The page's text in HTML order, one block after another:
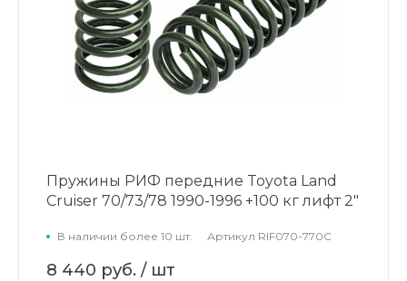
Пружины РИФ передние Toyota Land
Cruiser 70/73/78 1990-1996 +100 кг лифт 2"
В наличии более 10 шт. Артикул RIF070-770C
8 440 руб. / шт